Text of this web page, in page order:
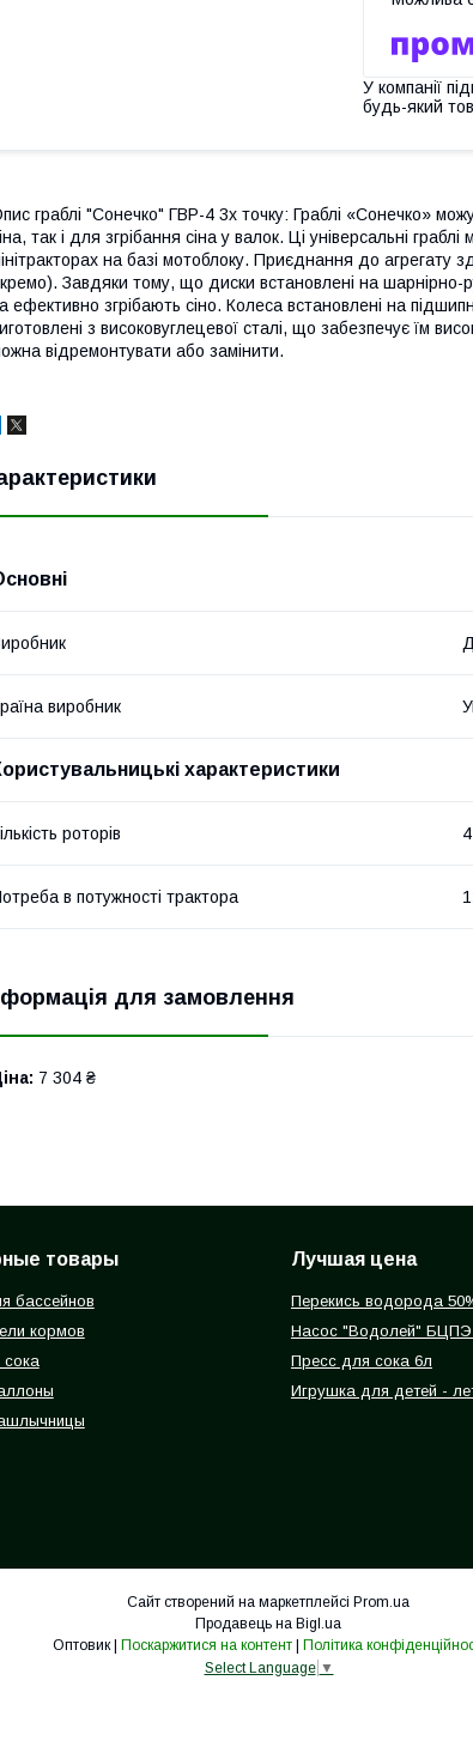
У компанії
будь-який
граблі "Сонечко" ГВР-4 3х точку: Граблі «Сонечко»
так і для згрібання сіна у валок. Ці універсальні
на базі мотоблоку. Приєднання до агрегату
Завдяки тому, що диски встановлені на
ефективно згрібають сіно. Колеса встановлені на
з високовуглецевої сталі, що забезпечує їм
відремонтувати або замінити.
виробник
характеристики
роторів
в потужності трактора
для замовлення
7 304 ₴
товары
бассейнов
кормов
Лучшая цена
Перекись водорода
Насос "Водолей" БЦПЭ
Пресс для сока 6л
Игрушка для детей -
Сайт створений на маркетплейсі Prom.ua
Продавець на Bigl.ua
Оптовик | Поскаржитися на контент | Політика
Select Language ▼